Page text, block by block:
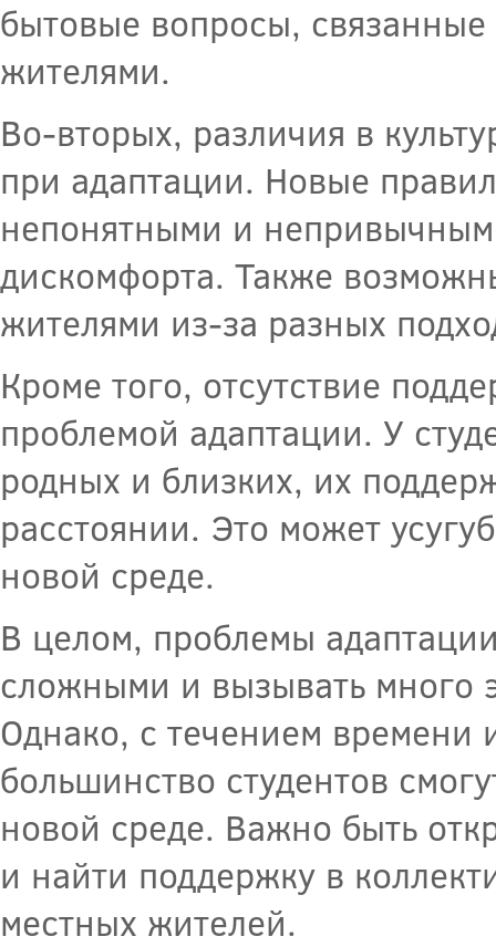
бытовые вопросы,
жителями.
Во-вторых, различия в
при адаптации. Новые
непонятными и
дискомфорта. Также
жителями из-за разных
Кроме того, отсутствие
проблемой адаптации. У
родных и близких, их
расстоянии. Это может
новой среде.
В целом, проблемы
сложными и вызывать много
Однако, с течением
большинство студентов
новой среде. Важно быть
и найти поддержку в
местных жителей.